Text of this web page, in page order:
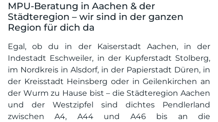
MPU-Beratung in Aachen & der
Städteregion – wir sind in der ganzen
Region für dich da
Egal, ob du in der Kaiserstadt Aachen, in der
Indestadt Eschweiler, in der Kupferstadt Stolberg,
im Nordkreis in Alsdorf, in der Papierstadt Düren, in
der Kreisstadt Heinsberg oder in Geilenkirchen an
der Wurm zu Hause bist – die Städteregion Aachen
und der Westzipfel sind dichtes Pendlerland
zwischen A4, A44 und A46 bis an die